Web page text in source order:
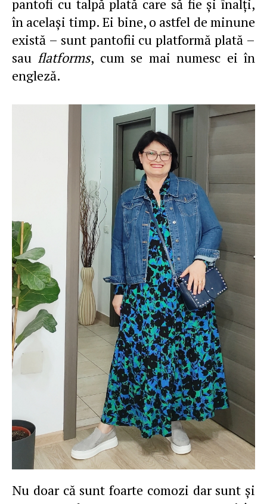
pantofi cu talpă plată care să fie şi înalţi,
în acelaşi timp. Ei bine, o astfel de minune
există – sunt pantofii cu platformă plată –
sau flatforms, cum se mai numesc ei în
engleză.
Nu doar că sunt foarte comozi dar sunt şi